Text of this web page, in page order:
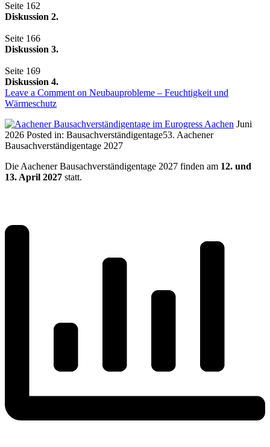
Seite 162
Diskussion 2.
Seite 166
Diskussion 3.
Seite 169
Diskussion 4.
Leave a Comment on Neubauprobleme – Feuchtigkeit und
Wärmeschutz
Juni
2026 Posted in: Bausachverständigentage53. Aachener
Bausachverständigentage 2027
Die Aachener Bausachverständigentage 2027 finden am 12. und
13. April 2027 statt.